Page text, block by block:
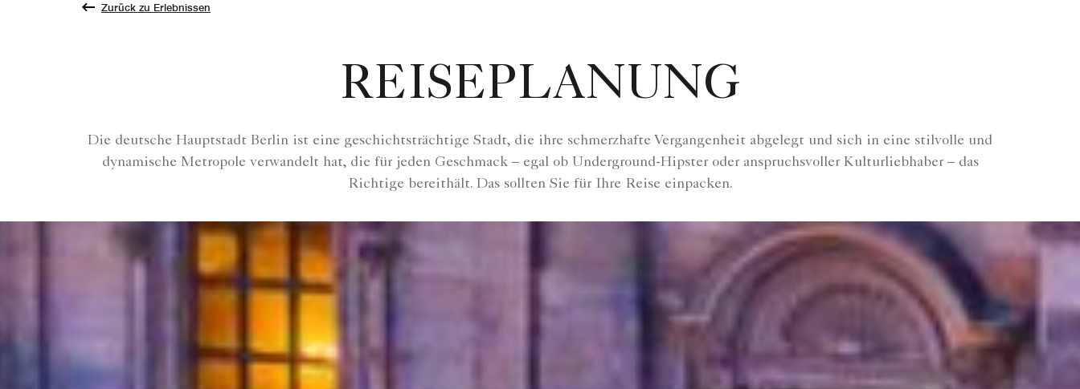
Zurück zu Erlebnissen
REISEPLANUNG
Die deutsche Hauptstadt Berlin ist eine geschichtsträchtige Stadt, die ihre schmerzhafte Vergangenheit abgelegt und sich in eine stilvolle und
dynamische Metropole verwandelt hat, die für jeden Geschmack – egal ob Underground-Hipster oder anspruchsvoller Kulturliebhaber – das
Richtige bereithält. Das sollten Sie für Ihre Reise einpacken.